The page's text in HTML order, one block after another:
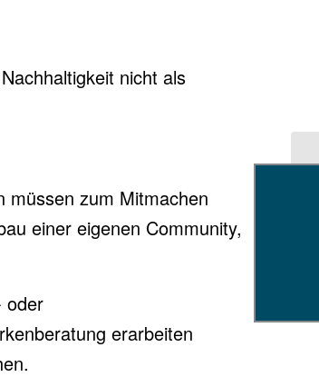
nicht als
müssen zum Mitmachen
einer eigenen Community,
oder
erarbeiten